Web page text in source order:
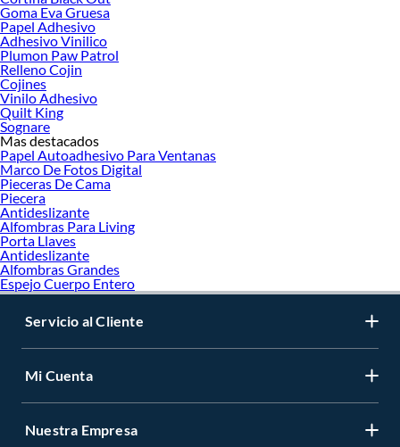
Goma Eva Gruesa
Papel Adhesivo
Adhesivo Vinilico
Plumon Paw Patrol
Relleno Cojin
Cojines
Vinilo Adhesivo
Quilt King
Sognare
Mas destacados
Papel Autoadhesivo Para Ventanas
Marco De Fotos Digital
Pieceras De Cama
Piecera
Antideslizante
Alfombras Para Living
Porta Llaves
Antideslizante
Alfombras Grandes
Espejo Cuerpo Entero
Servicio al Cliente
Mi Cuenta
Nuestra Empresa